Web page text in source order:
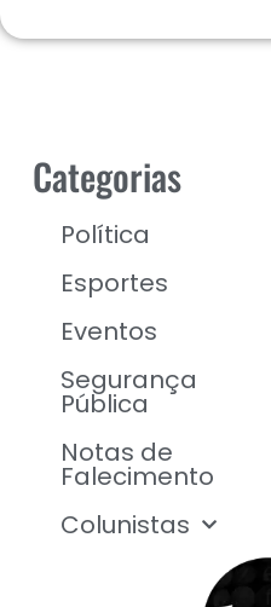
Categorias
Política
Esportes
Eventos
Segurança
Pública
Notas de
Falecimento
Colunistas